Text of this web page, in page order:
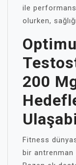
ile
olurken,
200
Fitness
bir antrenman